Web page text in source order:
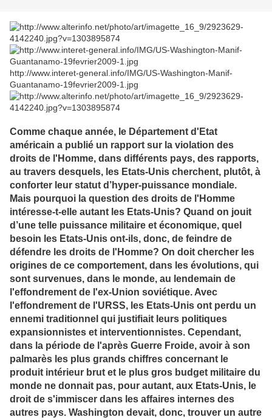
http://www.interet-general.info/IMG/US-Washington-Manif-
Guantanamo-19fevrier2009-1.jpg
Comme chaque année, le Département d'Etat
américain a publié un rapport sur la violation des
droits de l'Homme, dans différents pays, des rapports,
au travers desquels, les Etats-Unis cherchent, plutôt, à
conforter leur statut d’hyper-puissance mondiale.
Mais pourquoi la question des droits de l'Homme
intéresse-t-elle autant les Etats-Unis? Quand on jouit
d’une telle puissance militaire et économique, quel
besoin les Etats-Unis ont-ils, donc, de feindre de
défendre les droits de l'Homme? On doit chercher les
origines de ce comportement, dans les évolutions, qui
sont survenues, dans le monde, au lendemain de
l'effondrement de l'ex-Union soviétique. Avec
l'effondrement de l'URSS, les Etats-Unis ont perdu un
ennemi traditionnel qui justifiait leurs politiques
expansionnistes et interventionnistes. Cependant,
dans la période de l'après Guerre Froide, avoir à son
palmarès les plus grands chiffres concernant le
produit intérieur brut et le plus gros budget militaire du
monde ne donnait pas, pour autant, aux Etats-Unis, le
droit de s'immiscer dans les affaires internes des
autres pays. Washington devait, donc, trouver un autre